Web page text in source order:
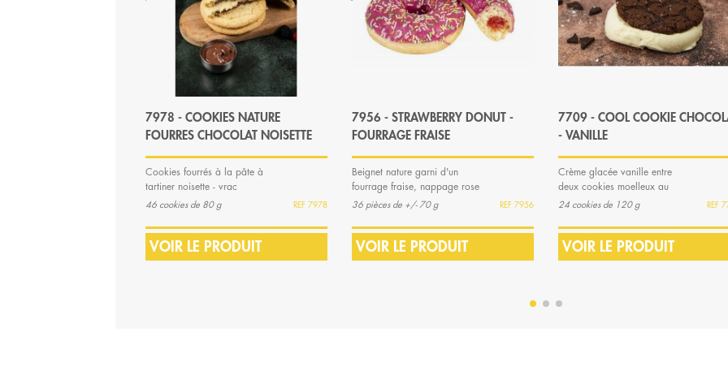
7978 - COOKIES NATURE
FOURRES CHOCOLAT NOISETTE
Cookies fourrés à la pâte à
tartiner noisette - vrac
46 cookies de 80 g 7978
VOIR LE PRODUIT
7956 - STRAWBERRY DONUT -
FOURRAGE FRAISE
Beignet nature garni d'un
fourrage fraise, nappage rose
et vermicelles colorés
36 pièces de +/- 70 g 7956
VOIR LE PRODUIT
7709 - COOL COOKIE
- VANILLE
Crème glacée vanille entre
deux cookies moelleux au
chocolat, surgelés
24 cookies de 120 g
VOIR LE PRODUIT